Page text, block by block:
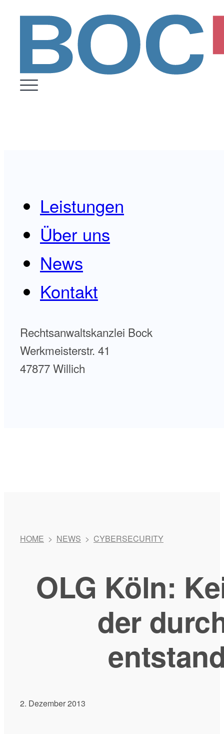
Leistungen
Über uns
News
Kontakt
Rechtsanwaltskanzlei Bock
Werkmeisterstr. 41
47877 Willich
HOME > NEWS > CYBERSECURITY
OLG Köln:
der
2. Dezember 2013